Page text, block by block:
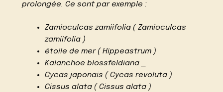
prolongée. Ce sont par exemple :
Zamioculcas zamiifolia ( Zamioculcas
zamiifolia )
étoile de mer ( Hippeastrum )
Kalanchoe blossfeldiana _
Cycas japonais ( Cycas revoluta )
Cissus alata ( Cissus alata )